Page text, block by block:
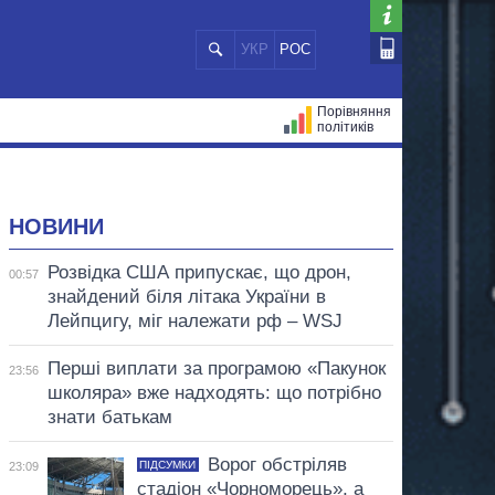
УКР РОС
Порівняння
політиків
НОВИНИ
00:57
Розвідка США припускає, що дрон,
знайдений біля літака України в
Лейпцигу, міг належати рф – WSJ
23:56
Перші виплати за програмою «Пакунок
школяра» вже надходять: що потрібно
знати батькам
23:09 ПІДСУМКИ
Ворог обстріляв
стадіон «Чорноморець», а